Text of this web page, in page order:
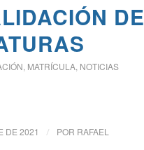
DE
, MATRÍCULA, NOTICIAS
DE 2021 / POR RAFAEL